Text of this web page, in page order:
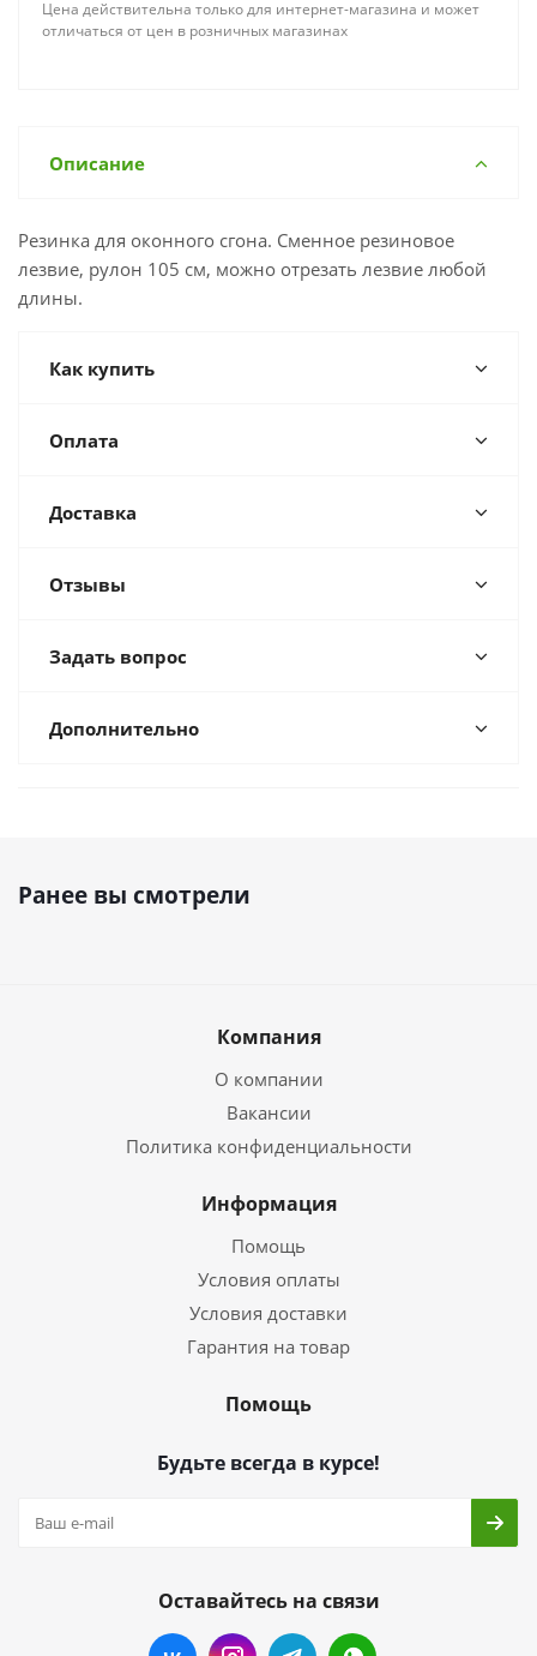
Цена действительна только для интернет-магазина и может
отличаться от цен в розничных магазинах
Описание
Резинка для оконного сгона. Сменное резиновое
лезвие, рулон 105 см, можно отрезать лезвие любой
длины.
Как купить
Оплата
Доставка
Отзывы
Задать вопрос
Дополнительно
Ранее вы смотрели
Компания
О компании
Вакансии
Политика конфиденциальности
Информация
Помощь
Условия оплаты
Условия доставки
Гарантия на товар
Помощь
Будьте всегда в курсе!
Оставайтесь на связи